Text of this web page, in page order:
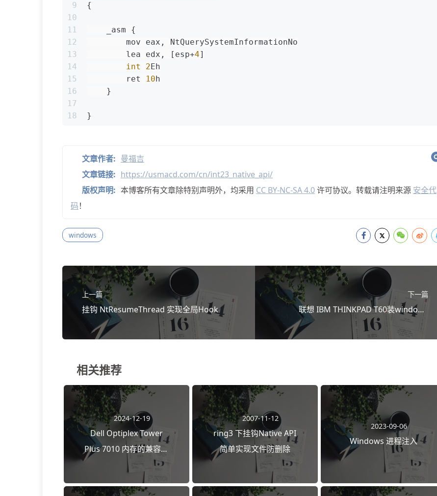
9
10
11
12
13
14
15
16
17
18
{
    _asm {
        mov eax, NtQuerySystemInformationNo
        lea edx, [esp+
4]
int
2 Eh
        ret
10 h
    }
}
文章作者: 曼福吉
文章链接: https://usmacd.com/cn/int23_native_api/
版权声明: 本博客所有文章除特别声明外，均采用 CC BY-NC-SA 4.0许可协议。转载请注明来源 安全代
码！
windows
上一篇
挂钩 NtResumeThread 实现全局Hook
下一篇
联想 IBM THINKPAD T60装windows
2003/2008红外线设备驱动解决
相关推荐
2024-12-19
Dell Optiplex Tower
Plus 7010 内存的兼容性
问题
2007-11-12
ring3 下挂钩Native API
简单实现文件防删除
2023-09-06
Windows 进程注入